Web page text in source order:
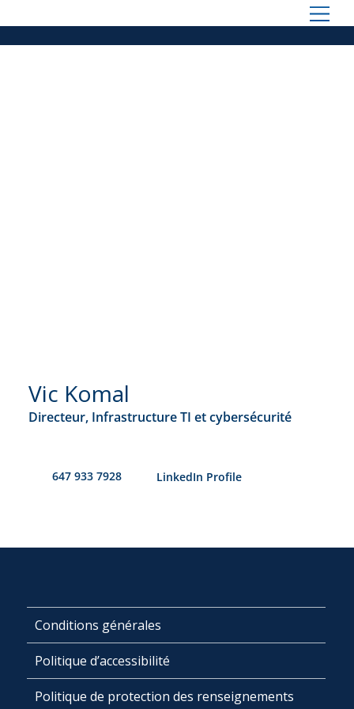
Vic Komal
Directeur, Infrastructure TI et cybersécurité
647 933 7928 ​LinkedIn Profile
Conditions générales
Politique d’accessibilité
Politique de protection des renseignements